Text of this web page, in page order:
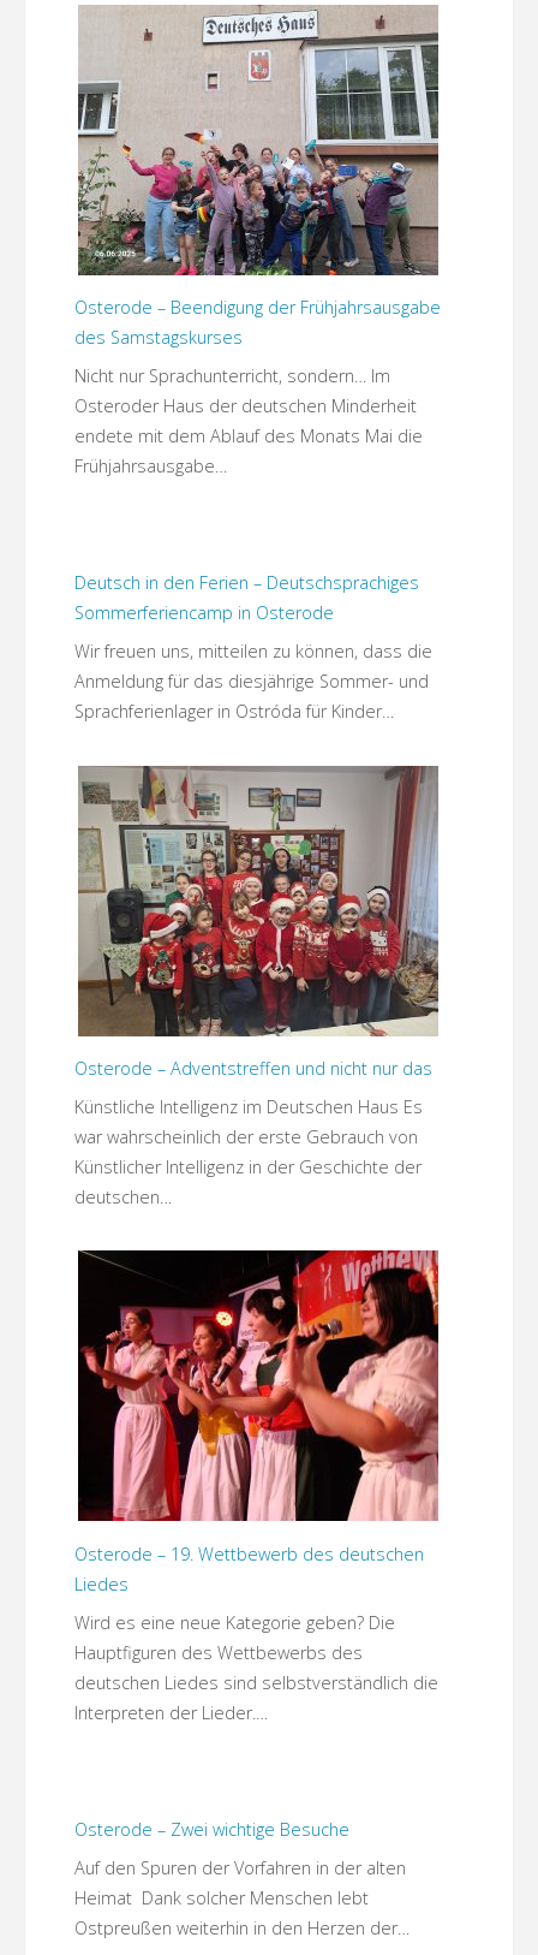
Osterode – Beendigung der Frühjahrsausgabe
des Samstagskurses
Nicht nur Sprachunterricht, sondern… Im
Osteroder Haus der deutschen Minderheit
endete mit dem Ablauf des Monats Mai die
Frühjahrsausgabe…
Deutsch in den Ferien – Deutschsprachiges
Sommerferiencamp in Osterode
Wir freuen uns, mitteilen zu können, dass die
Anmeldung für das diesjährige Sommer- und
Sprachferienlager in Ostróda für Kinder…
Osterode – Adventstreffen und nicht nur das
Künstliche Intelligenz im Deutschen Haus Es
war wahrscheinlich der erste Gebrauch von
Künstlicher Intelligenz in der Geschichte der
deutschen…
Osterode – 19. Wettbewerb des deutschen
Liedes
Wird es eine neue Kategorie geben? Die
Hauptfiguren des Wettbewerbs des
deutschen Liedes sind selbstverständlich die
Interpreten der Lieder.…
Osterode – Zwei wichtige Besuche
Auf den Spuren der Vorfahren in der alten
Heimat Dank solcher Menschen lebt
Ostpreußen weiterhin in den Herzen der…